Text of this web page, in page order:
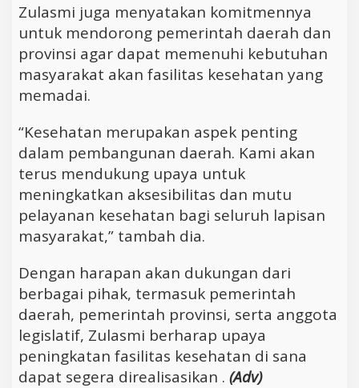
Zulasmi juga menyatakan komitmennya
untuk mendorong pemerintah daerah dan
provinsi agar dapat memenuhi kebutuhan
masyarakat akan fasilitas kesehatan yang
memadai.
“Kesehatan merupakan aspek penting
dalam pembangunan daerah. Kami akan
terus mendukung upaya untuk
meningkatkan aksesibilitas dan mutu
pelayanan kesehatan bagi seluruh lapisan
masyarakat,” tambah dia.
Dengan harapan akan dukungan dari
berbagai pihak, termasuk pemerintah
daerah, pemerintah provinsi, serta anggota
legislatif, Zulasmi berharap upaya
peningkatan fasilitas kesehatan di sana
dapat segera direalisasikan . (Adv)